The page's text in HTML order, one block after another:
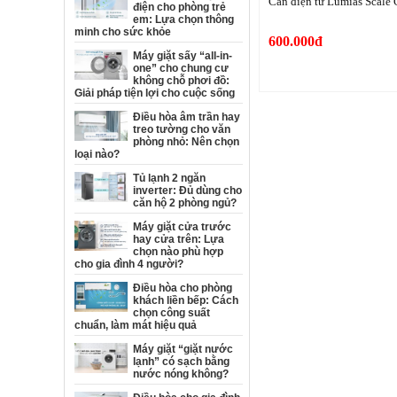
điện cho phòng trẻ
em: Lựa chọn thông
minh cho sức khỏe
Máy giặt sấy “all-in-
one” cho chung cư
không chỗ phơi đồ:
Giải pháp tiện lợi cho cuộc sống
Điều hòa âm trần hay
treo tường cho văn
phòng nhỏ: Nên chọn
loại nào?
Tủ lạnh 2 ngăn
inverter: Đủ dùng cho
căn hộ 2 phòng ngủ?
Máy giặt cửa trước
hay cửa trên: Lựa
chọn nào phù hợp
cho gia đình 4 người?
Điều hòa cho phòng
khách liền bếp: Cách
chọn công suất
chuẩn, làm mát hiệu quả
Máy giặt “giặt nước
lạnh” có sạch bằng
nước nóng không?
600.000đ